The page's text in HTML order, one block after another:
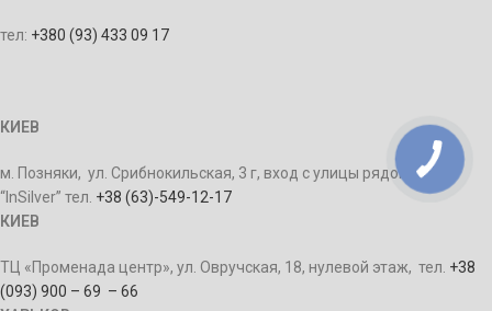
тел: +380 (93) 433 09 17
КИЕВ
м. Позняки, ул. Срибнокильская, 3 г, вход с улицы рядом с ТЦ
“InSilver” тел. +38 (63)-549-12-17
КИЕВ
ТЦ «Променада центр», ул. Овручская, 18, нулевой этаж, тел. +38
(093) 900 – 69 – 66